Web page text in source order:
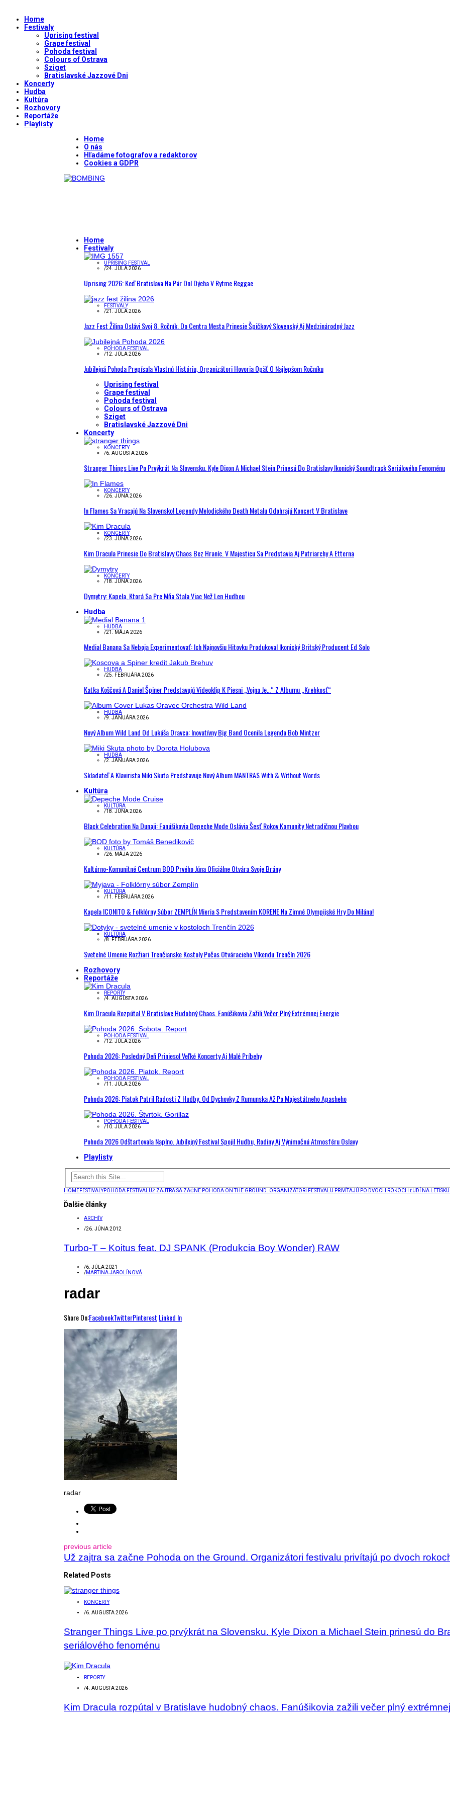
Home
Festivaly
Uprising festival
Grape festival
Pohoda festival
Colours of Ostrava
Sziget
Bratislavské Jazzové Dni
Koncerty
Hudba
Kultúra
Rozhovory
Reportáže
Playlisty
Home
O nás
Hľadáme fotografov a redaktorov
Cookies a GDPR
Home
Festivaly
UPRISING FESTIVAL
/24. JÚLA 2026
Uprising 2026: Keď Bratislava Na Pár Dní Dýcha V Rytme Reggae
FESTIVALY
/21. JÚLA 2026
Jazz Fest Žilina Oslávi Svoj 8. Ročník. Do Centra Mesta Prinesie Špičkový Slovenský Aj Medzinárodný Jazz
POHODA FESTIVAL
/12. JÚLA 2026
Jubilejná Pohoda Prepísala Vlastnú Históriu, Organizátori Hovoria Opäť O Najlepšom Ročníku
Uprising festival
Grape festival
Pohoda festival
Colours of Ostrava
Sziget
Bratislavské Jazzové Dni
Koncerty
KONCERTY
/6. AUGUSTA 2026
Stranger Things Live Po Prvýkrát Na Slovensku. Kyle Dixon A Michael Stein Prinesú Do Bratislavy Ikonický Soundtrack Seriálového Fenoménu
KONCERTY
/26. JÚNA 2026
In Flames Sa Vracajú Na Slovensko! Legendy Melodického Death Metalu Odohrajú Koncert V Bratislave
KONCERTY
/23. JÚNA 2026
Kim Dracula Prinesie Do Bratislavy Chaos Bez Hraníc. V Majesticu Sa Predstavia Aj Patriarchy A Etterna
KONCERTY
/18. JÚNA 2026
Dymytry: Kapela, Ktorá Sa Pre Mňa Stala Viac Než Len Hudbou
Hudba
HUDBA
/21. MÁJA 2026
Medial Banana Sa Neboja Experimentovať: Ich Najnovšiu Hitovku Produkoval Ikonický Britský Producent Ed Solo
HUDBA
/25. FEBRUÁRA 2026
Katka Koščová A Daniel Špiner Predstavujú Videoklip K Piesni „Vojna Je…“ Z Albumu „Krehkosť“
HUDBA
/9. JANUÁRA 2026
Nový Album Wild Land Od Lukáša Oravca: Inovatívny Big Band Ocenila Legenda Bob Mintzer
HUDBA
/2. JANUÁRA 2026
Skladateľ A Klavirista Miki Skuta Predstavuje Nový Album MANTRAS With & Without Words
Kultúra
KULTÚRA
/18. JÚNA 2026
Black Celebration Na Dunaji: Fanúšikovia Depeche Mode Oslávia Šesť Rokov Komunity Netradičnou Plavbou
KULTÚRA
/26. MÁJA 2026
Kultúrno-Komunitné Centrum BOD Prvého Júna Oficiálne Otvára Svoje Brány
KULTÚRA
/11. FEBRUÁRA 2026
Kapela ICONITO & Folklórny Súbor ZEMPLÍN Mieria S Predstavením KORENE Na Zimné Olympijské Hry Do Milána!
KULTÚRA
/8. FEBRUÁRA 2026
Svetelné Umenie Rozžiari Trenčianske Kostoly Počas Otváracieho Víkendu Trenčín 2026
Rozhovory
Reportáže
REPORTY
/4. AUGUSTA 2026
Kim Dracula Rozpútal V Bratislave Hudobný Chaos. Fanúšikovia Zažili Večer Plný Extrémnej Energie
POHODA FESTIVAL
/12. JÚLA 2026
Pohoda 2026: Posledný Deň Priniesol Veľké Koncerty Aj Malé Príbehy
POHODA FESTIVAL
/11. JÚLA 2026
Pohoda 2026: Piatok Patril Radosti Z Hudby. Od Dychovky Z Rumunska Až Po Majestátneho Apasheho
POHODA FESTIVAL
/10. JÚLA 2026
Pohoda 2026 Odštartovala Naplno. Jubilejný Festival Spojil Hudbu, Rodiny Aj Výnimočnú Atmosféru Oslavy
Playlisty
HOMEFESTIVALYPOHODA FESTIVAL UŽ ZAJTRA SA ZAČNE POHODA ON THE GROUND. ORGANIZÁTORI FESTIVALU PRIVÍTAJÚ PO DVOCH ROKOCH ĽUDÍ NA LETISKU
Ďalšie články
ARCHÍV
/26. JÚNA 2012
Turbo-T – Koitus feat. DJ SPANK (Produkcia Boy Wonder) RAW
/6. JÚLA 2021
/MARTINA JAROLÍNOVÁ
radar
Share On:FacebookTwitterPinterest Linked In
radar
previous article
Už zajtra sa začne Pohoda on the Ground. Organizátori festivalu privítajú po dvoch
Related Posts
KONCERTY
/6. AUGUSTA 2026
Stranger Things Live po prvýkrát na Slovensku. Kyle Dixon a Michael Stein prinesú do
seriálového fenoménu
REPORTY
/4. AUGUSTA 2026
Kim Dracula rozpútal v Bratislave hudobný chaos. Fanúšikovia zažili večer plný